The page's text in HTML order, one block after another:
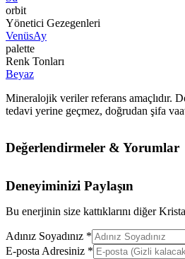
orbit
Yönetici Gezegenleri
VenüsAy
palette
Renk Tonları
Beyaz
Mineralojik veriler referans amaçlıdır.
tedavi yerine geçmez, doğrudan şifa
Değerlendirmeler & Yorumlar
Deneyiminizi Paylaşın
Bu enerjinin size kattıklarını diğer
Adınız Soyadınız *
E-posta Adresiniz *